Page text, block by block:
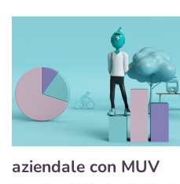
aziendale con MUV